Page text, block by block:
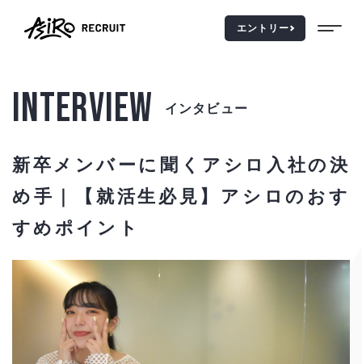
エントリー
メッセージ MESSAGE
ビジョン
アシロを知る ABOUT US
仕事を知る
人を知る
INTERVIEW インタビュー
新卒メンバーに聞くアシロ入社の決
め手｜【就活生必見】アシロのおす
すめポイント